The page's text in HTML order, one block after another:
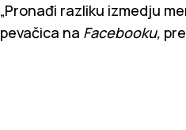
„Pronađi razliku izmedju
pevačica na Facebooku,